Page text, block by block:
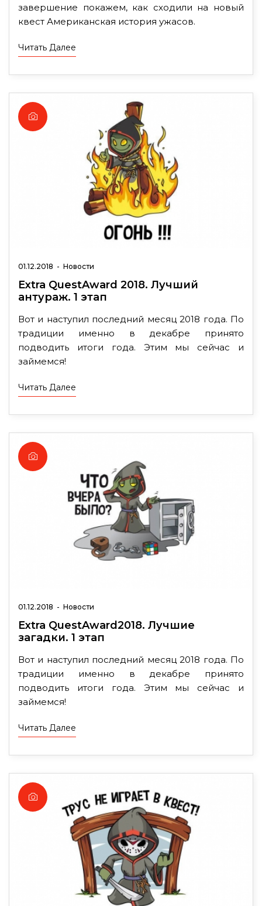
завершение покажем, как сходили на новый
квест Американская история ужасов.
Читать Далее
01.12.2018 - Новости
Extra QuestAward 2018. Лучший
антураж. 1 этап
Вот и наступил последний месяц 2018 года. По
традиции именно в декабре принято
подводить итоги года. Этим мы сейчас и
займемся!
Читать Далее
01.12.2018 - Новости
Extra QuestAward2018. Лучшие
загадки. 1 этап
Вот и наступил последний месяц 2018 года. По
традиции именно в декабре принято
подводить итоги года. Этим мы сейчас и
займемся!
Читать Далее